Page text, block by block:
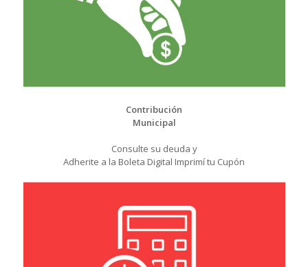
Contribución
Municipal
Consulte su deuda y
Adherite a la Boleta Digital Imprimí tu Cupón